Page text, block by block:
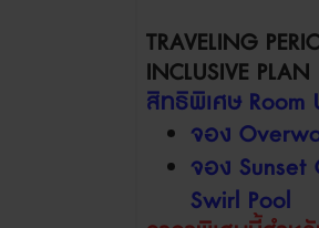
TRAVELING
INCLUSIVE PLAN
สิทธิพิเศษ Room
จอง
จอง
Swirl Pool